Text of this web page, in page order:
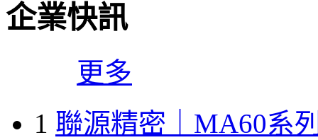
企業快訊
更多
1 聯源精密｜MA60系